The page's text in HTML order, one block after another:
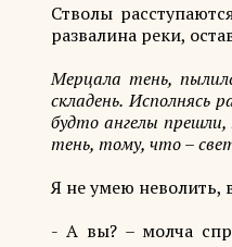
Стволы
развалина реки,
Мерцала тень,
складень. Исполнясь
будто ангелы
тень, тому, что –
Я не умею неволить,
- А вы? – молча